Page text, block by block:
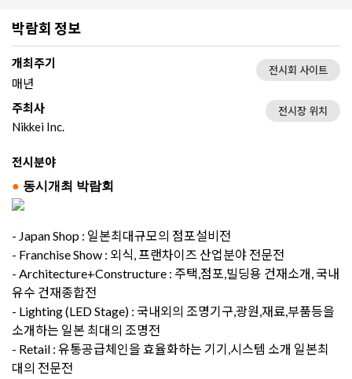
박람회 정보
개최주기
매년
전시회 사이트
주최사
Nikkei Inc.
전시장 위치
전시분야
● 동시개최 박람회
- Japan Shop : 일본최대규모의 점포설비전
- Franchise Show : 외식, 프랜차이즈 산업분야 전문전
- Architecture+Constructure : 주택,점포,빌딩용 건재소개, 국내
유수 건재종합전
- Lighting (LED Stage) : 국내외의 조명기구,광원,재료,부품등을
소개하는 일본 최대의 조명전
- Retail : 유통공급체인을 효율화하는 기기,시스템 소개 일본최
대의 전문전